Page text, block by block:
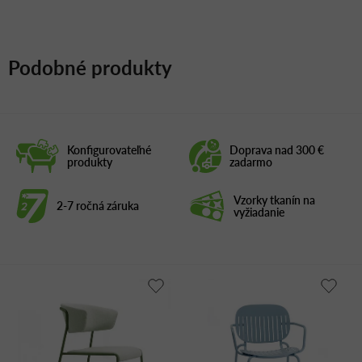
Konfigurovateľné
produkty
Doprava nad 300 €
zadarmo
2-7 ročná záruka Vzorky tkanín na
vyžiadanie
Podobné produkty